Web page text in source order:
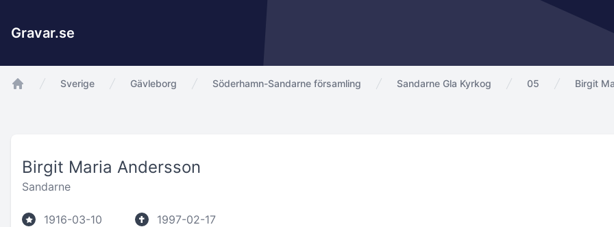
Gravar.se
Sverige Gävleborg Söderhamn-Sandarne församling Sandarne Gla Kyrkog 05 Birgit
Birgit Maria Andersson
Sandarne
1916-03-10 1997-02-17